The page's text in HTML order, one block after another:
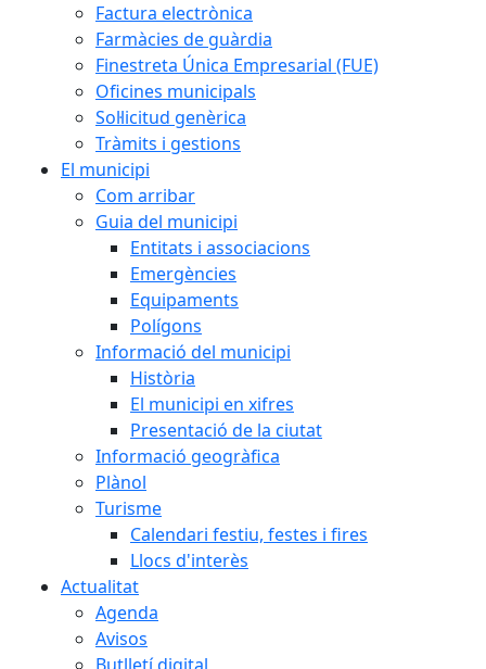
Factura electrònica
Farmàcies de guàrdia
Finestreta Única Empresarial (FUE)
Oficines municipals
Sol·licitud genèrica
Tràmits i gestions
El municipi
Com arribar
Guia del municipi
Entitats i associacions
Emergències
Equipaments
Polígons
Informació del municipi
Història
El municipi en xifres
Presentació de la ciutat
Informació geogràfica
Plànol
Turisme
Calendari festiu, festes i fires
Llocs d'interès
Actualitat
Agenda
Avisos